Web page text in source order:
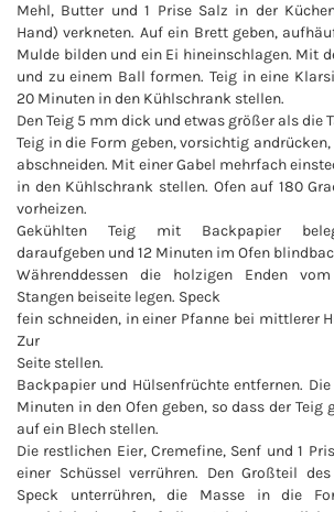
Mehl, Butter und 1 Prise Salz in der
Hand) verkneten. Auf ein Brett geben,
Mulde bilden und ein Ei hineinschlagen. Mit
und zu einem Ball formen. Teig in eine
20 Minuten in den Kühlschrank stellen.
Den Teig 5 mm dick und etwas größer als die
Teig in die Form geben, vorsichtig
abschneiden. Mit einer Gabel mehrfach
in den Kühlschrank stellen. Ofen auf 180
vorheizen.
Gekühlten Teig mit Backpapier
daraufgeben und 12 Minuten im Ofen
Währenddessen die holzigen Enden
Stangen beiseite legen. Speck
fein schneiden, in einer Pfanne bei mittlerer
Zur
Seite stellen.
Backpapier und Hülsenfrüchte entfernen.
Minuten in den Ofen geben, so dass der Teig
auf ein Blech stellen.
Die restlichen Eier, Cremefine, Senf und 1
einer Schüssel verrühren. Den Großteil
Speck unterrühren, die Masse in die